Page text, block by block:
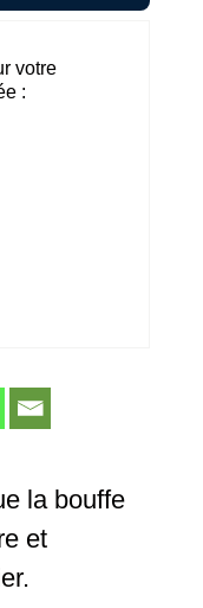
votre
:
la bouffe
et